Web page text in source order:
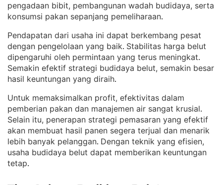
pengadaan bibit, pembangunan wadah budidaya, serta
konsumsi pakan sepanjang pemeliharaan.
Pendapatan dari usaha ini dapat berkembang pesat
dengan pengelolaan yang baik. Stabilitas harga belut
dipengaruhi oleh permintaan yang terus meningkat
Semakin efektif strategi budidaya belut, semakin besar
hasil keuntungan yang diraih.
Untuk memaksimalkan profit, efektivitas dalam
pemberian pakan dan manajemen air sangat krusial
Selain itu, penerapan strategi pemasaran yang efektif
akan membuat hasil panen segera terjual dan menarik
lebih banyak pelanggan. Dengan teknik yang efisien,
usaha budidaya belut dapat memberikan keuntungan
tetap.